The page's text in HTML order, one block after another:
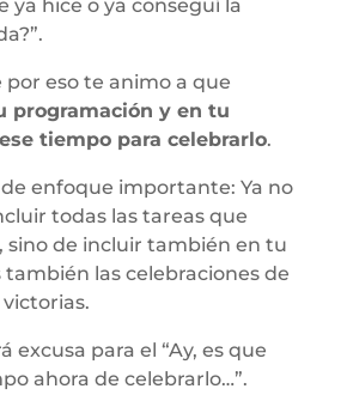
ya hice o ya conseguí la
eso te animo a que
programación y en tu
tiempo para celebrarlo.
enfoque importante: Ya no
todas las tareas que
sino de incluir también en tu
también las celebraciones de
excusa para el “Ay, es que
ahora de celebrarlo…”.